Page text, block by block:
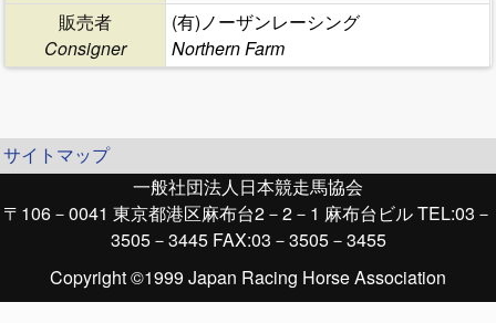
販売者
Consigner
(有)ノーザンレーシング
Northern Farm
サイトマップ
一般社団法人日本競走馬協会
〒106－0041 東京都港区麻布台2－2－1 麻布台ビル TEL:03－
3505－3445 FAX:03－3505－3455
Copyright ©1999 Japan Racing Horse Association